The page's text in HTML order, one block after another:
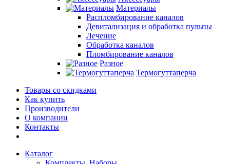
Материалы
Распломбирование каналов
Девитализация и обработка пульпы
Лечение
Обработка каналов
Пломбирование каналов
Разное
Термогуттаперча
Товары со скидками
Как купить
Производители
О компании
Контакты
Каталог